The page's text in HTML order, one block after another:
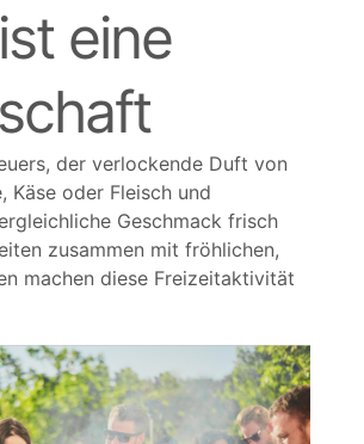
eine
der verlockende Duft von
Käse oder Fleisch und
Geschmack frisch
zusammen mit fröhlichen,
machen diese Freizeitaktivität